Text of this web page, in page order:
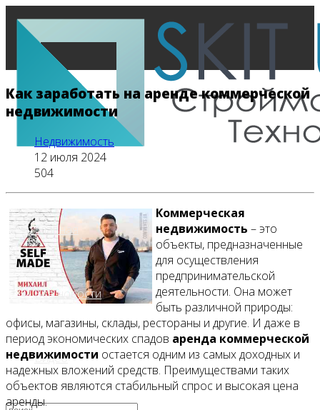
Главная
Все новости
Видео
Как заработать на аренде коммерческой
недвижимости
Недвижимость
12 июля 2024
504
Коммерческая
недвижимость – это
объекты, предназначенные
для осуществления
предпринимательской
деятельности. Она может
быть различной природы:
офисы, магазины, склады, рестораны и другие. И даже в
период экономических спадов аренда коммерческой
недвижимости остается одним из самых доходных и
надежных вложений средств. Преимуществами таких
объектов являются стабильный спрос и высокая цена
аренды.